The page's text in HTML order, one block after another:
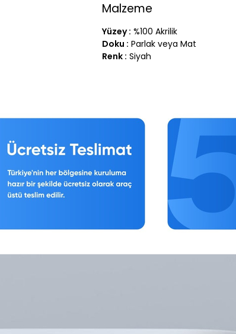
Malzeme
Yüzey : %100 Akrilik
Doku : Parlak veya Mat
Renk : Siyah